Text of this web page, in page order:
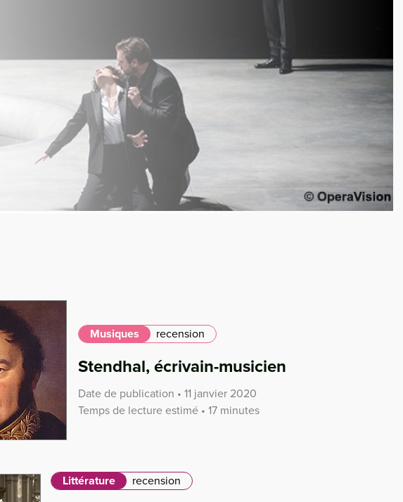
Musiques recension
Stendhal, écrivain-musicien
Date de publication • 11 janvier 2020
Temps de lecture estimé • 17 minutes
Littérature recension